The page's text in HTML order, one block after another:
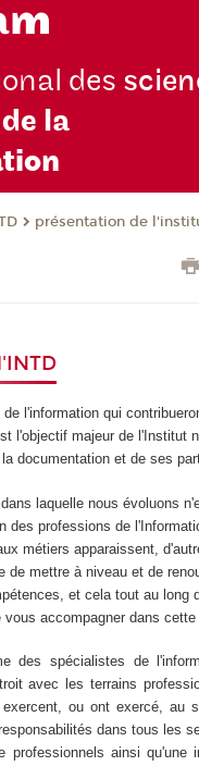
des
la
présentation de
l'information qui
l'objectif majeur de l'Institut
documentation et de ses
laquelle nous évoluons
des professions de
métiers apparaissent,
de mettre à niveau et de
et cela tout au long
accompagner dans cette
des spécialistes de
avec les terrains
ou ont exercé, au
dans tous les
professionnels ainsi qu'une